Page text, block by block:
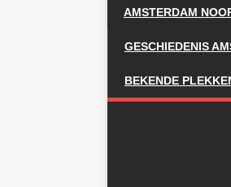
AMSTERDAM
GESCHIEDENIS
BEKENDE